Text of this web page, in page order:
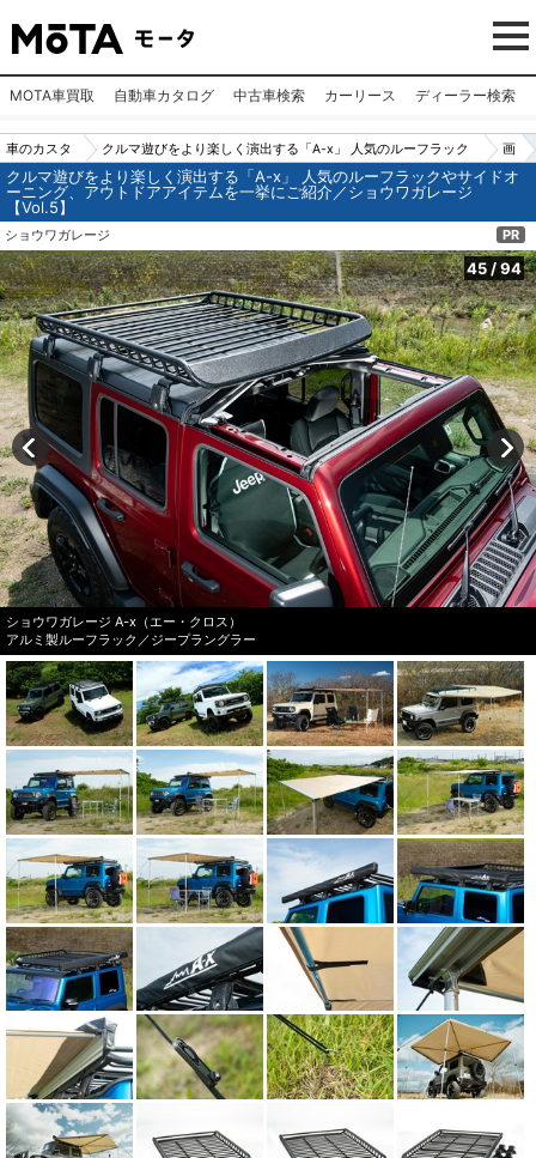
MOTA車買取 自動車カタログ 中古車検索 カーリース ディーラー検索
車のカスタ
ムパーツ
（カー用
品）
クルマ遊びをより楽しく演出する「A-x」 人気のルーフラック
やサイドオーニング、アウトドアアイテムを一挙にご紹介／シ
画
像
o.
45
クルマ遊びをより楽しく演出する「A-x」 人気のルーフラックやサイドオ
ーニング、アウトドアアイテムを一挙にご紹介／ショウワガレージ
【Vol.5】
ショウワガレージ PR
45/94
ショウワガレージ A-x（エー・クロス）
アルミ製ルーフラック／ジープラングラー